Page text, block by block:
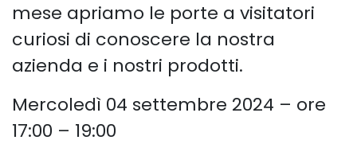
mese apriamo le porte a visitatori
curiosi di conoscere la nostra
azienda e i nostri prodotti.
Mercoledì 04 settembre 2024 – ore
17:00 – 19:00